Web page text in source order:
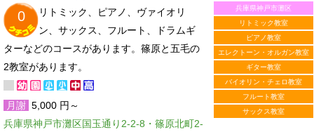
兵庫県神戸市灘区
リトミック教室
ピアノ教室
エレクトーン・オルガン教室
ギター教室
バイオリン・チェロ教室
フルート教室
サックス教室
0
リトミック、ピアノ、ヴァイオリ
ン、サックス、フルート、ドラムギ
ターなどのコースがあります。篠原と五毛の
2教室があります。
月謝 5,000 円～
兵庫県神戸市灘区国玉通り2-2-8・篠原北町2-